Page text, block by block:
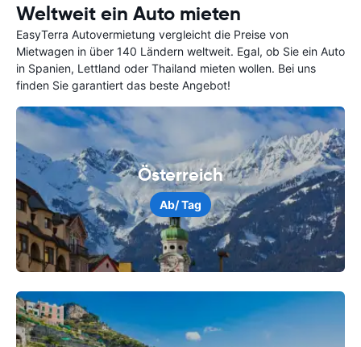
Weltweit ein Auto mieten
EasyTerra Autovermietung vergleicht die Preise von
Mietwagen in über 140 Ländern weltweit. Egal, ob Sie ein Auto
in Spanien, Lettland oder Thailand mieten wollen. Bei uns
finden Sie garantiert das beste Angebot!
Österreich
Ab/ Tag